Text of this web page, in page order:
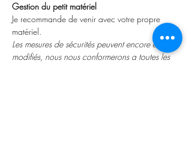
Gestion du petit matériel
Je recommande de venir avec votre propre
matériel.
Les mesures de sécurités peuvent encore être
modifiés, nous nous conformerons a toutes les